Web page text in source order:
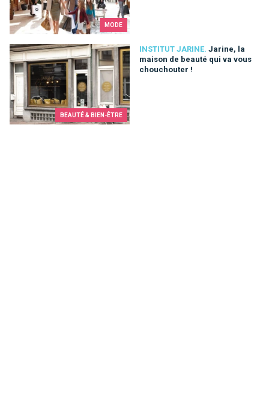
MODE
BEAUTÉ & BIEN-ÊTRE
INSTITUT JARINE. Jarine, la
maison de beauté qui va vous
chouchouter !
Jarine, la maison de beauté qui va vous chouchouter !